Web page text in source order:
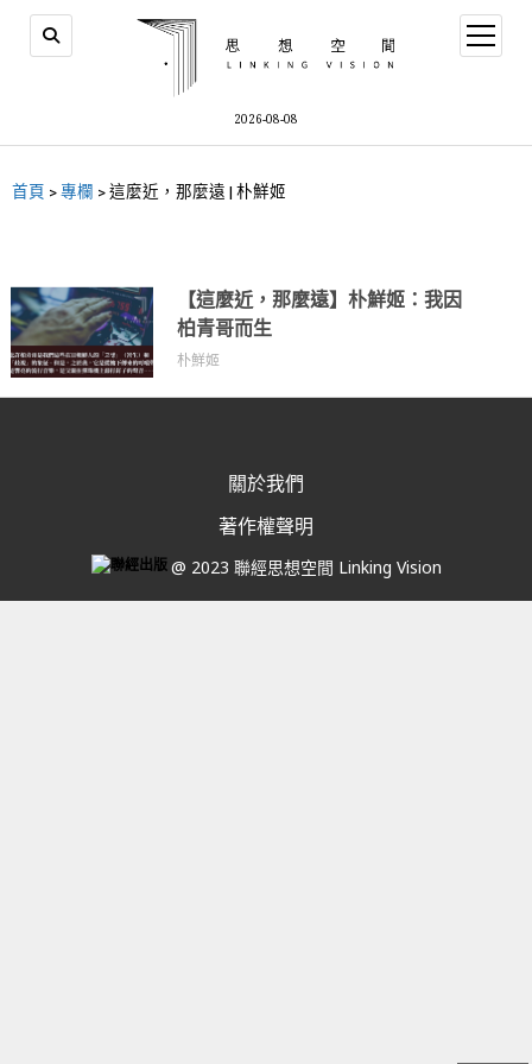
2026-08-08
首頁 >專欄 >這麼近，那麼遠 | 朴鮮姬
【這麼近，那麼遠】朴鮮姬：我因
柏青哥而生
朴鮮姬
關於我們
著作權聲明
@ 2023 聯經思想空間 Linking Vision